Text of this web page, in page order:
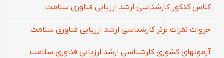
کلاس کنکور کارشناسی ارشد ارزیابی فناوری سلامت
جزوات نفرات برتر کارشناسی ارشد ارزیابی فناوری سلامت
آزمونهای کشوری کارشناسی ارشد ارزیابی فناوری سلامت